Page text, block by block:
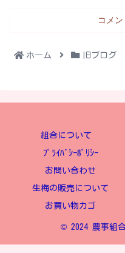
コメ
ホーム 旧ブログ
組合について
ﾌﾟﾗｲﾊﾞｼｰﾎﾟﾘｼｰ
お問い合わせ
生梅の販売について
お買い物カゴ
© 2024 農事組